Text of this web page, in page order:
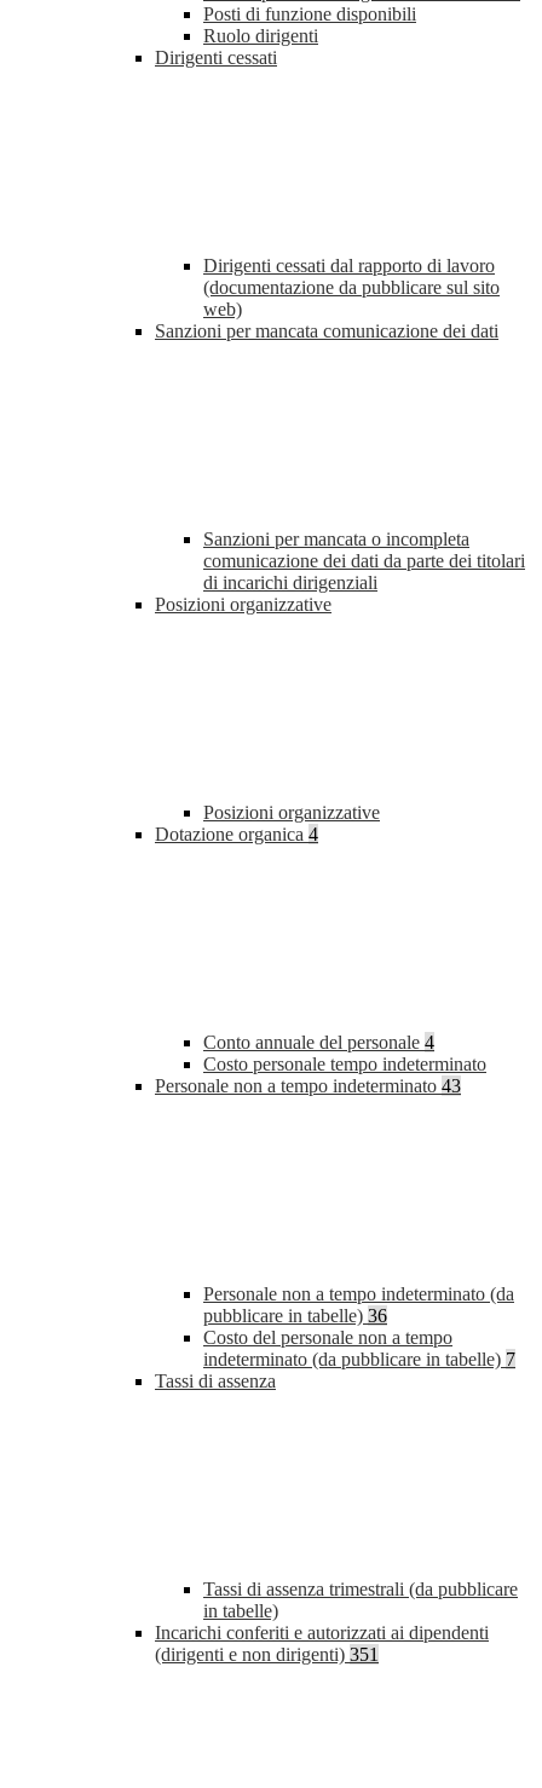
Posti di funzione disponibili
Ruolo dirigenti
Dirigenti cessati
Dirigenti cessati dal rapporto di lavoro
(documentazione da pubblicare sul sito
web)
Sanzioni per mancata comunicazione dei dati
Sanzioni per mancata o incompleta
comunicazione dei dati da parte dei titolari
di incarichi dirigenziali
Posizioni organizzative
Posizioni organizzative
Dotazione organica 4
Conto annuale del personale 4
Costo personale tempo indeterminato
Personale non a tempo indeterminato 43
Personale non a tempo indeterminato (da
pubblicare in tabelle) 36
Costo del personale non a tempo
indeterminato (da pubblicare in tabelle) 7
Tassi di assenza
Tassi di assenza trimestrali (da pubblicare
in tabelle)
Incarichi conferiti e autorizzati ai dipendenti
(dirigenti e non dirigenti) 351